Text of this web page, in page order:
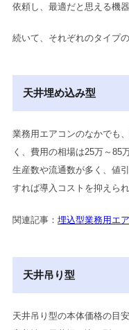
依頼し、最適だと思える機
続いて、それぞれのタイプ
天井埋め込み型
業務用エアコンのなかでも
く、費用の相場は25万～85
生産数や流通数が多く、値
すれば導入コストを抑えら
関連記事：埋込型業務用エ
天井吊り型
天井吊り型の本体価格の目